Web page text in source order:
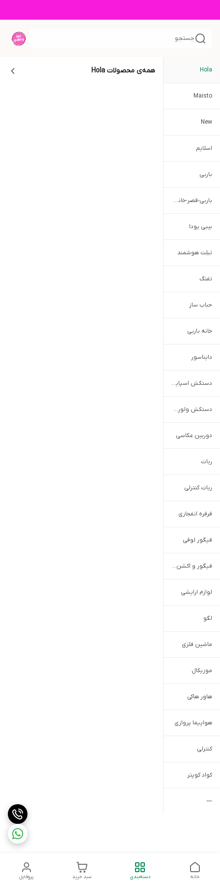
جستجو
Hola
Maisto
New
اسلایم
باربی
باربی-قصر-خانه عروسکی
بیبی‌ یودا
تبلت هوشمند
تفنگ
حباب ساز
خانه باربی
دایناسور
دستکش اسپایدرمن
دستکش ولورین
دوربین عکاسی
ربات
ربات کنترلی
فرفره انفجاری
فیگور لوفی
فیگور و اکشن فیگور
لوازم ارایشی
لگو
ماشین فلزی
موزیکال
هاور هاکی
هواپیما پروازی
کنترلی
کواد کوپتر
—
همه‌ی محصولات Hola
پروفایل سبد خرید دسته‌بندی خانه